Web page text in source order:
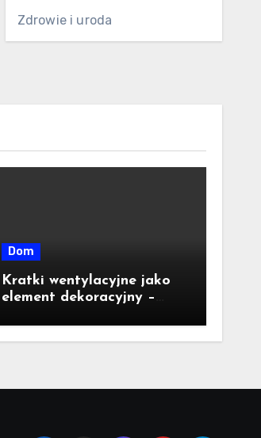
Zdrowie i uroda
Dom
Kratki wentylacyjne jako
element dekoracyjny –
dostępne na rynku?